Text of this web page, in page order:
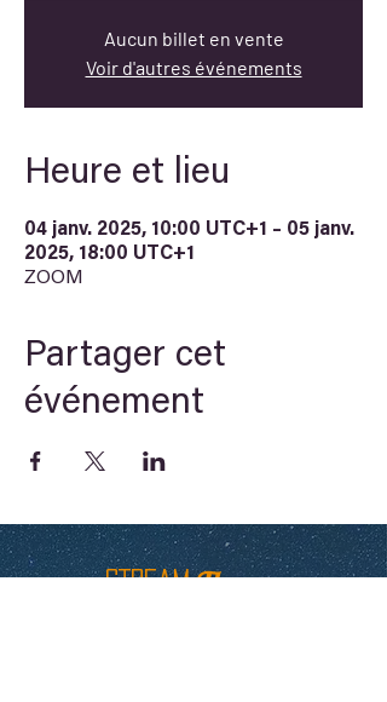
Aucun billet en vente
Voir d'autres événements
Heure et lieu
04 janv. 2025, 10:00 UTC+1 – 05 janv.
2025, 18:00 UTC+1
ZOOM
Partager cet
événement
STREAM Theory